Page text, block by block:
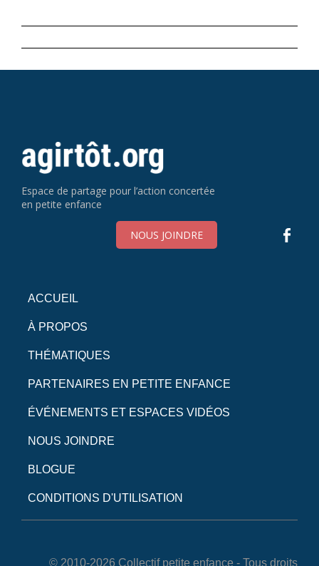
Espace de partage pour l’action concertée
en petite enfance
NOUS JOINDRE
ACCUEIL
À PROPOS
THÉMATIQUES
PARTENAIRES EN PETITE ENFANCE
ÉVÉNEMENTS ET ESPACES VIDÉOS
NOUS JOINDRE
BLOGUE
CONDITIONS D'UTILISATION
© 2010-2026 Collectif petite enfance - Tous droits